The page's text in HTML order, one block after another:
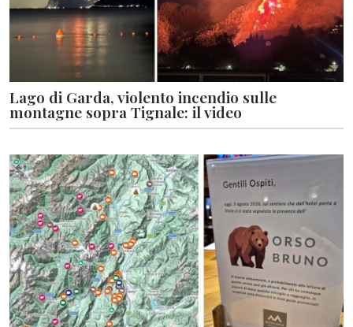
Lago di Garda, violento incendio sulle
montagne sopra Tignale: il video